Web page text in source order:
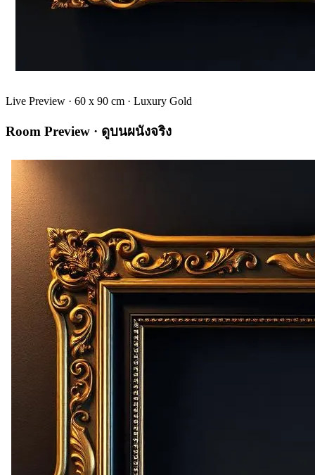
Live Preview · 60 x 90 cm · Luxury Gold
Room Preview · ดูบนผนังจริง